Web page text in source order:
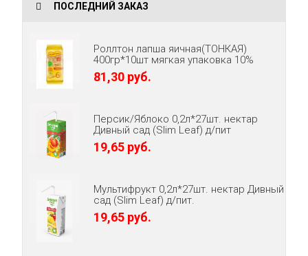
ПОСЛЕДНИЙ ЗАКАЗ
Роллтон лапша яичная(ТОНКАЯ)
400гр*10шт мягкая упаковка 10%
81,30 руб.
Персик/Яблоко 0,2л*27шт. нектар
Дивный сад (Slim Leaf) д/пит
19,65 руб.
Мультифрукт 0,2л*27шт. нектар Дивный
сад (Slim Leaf) д/пит.
19,65 руб.